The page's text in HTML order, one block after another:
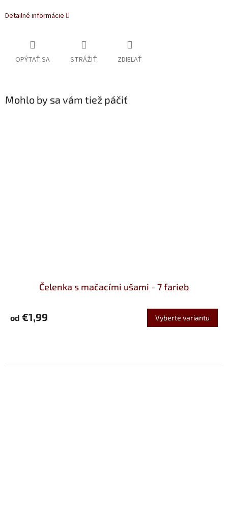
Detailné informácie
OPÝTAŤ SA STRÁŽIŤ ZDIEĽAŤ
Mohlo by sa vám tiež páčiť
Čelenka s mačacími ušami - 7 farieb
od €1,99 Vyberte variantu